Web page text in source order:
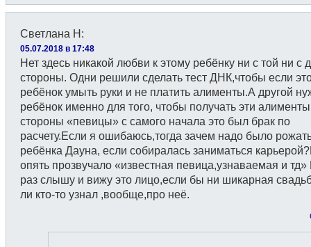
Светлана Н :
05.07.2018 в 17:48
Нет здесь никакой любви к этому ребёнку ни с той ни с
стороны. Одни решили сделать тест ДНК,чтобы если
ребёнок умыть руки и не платить алименты.А другой
ребёнок именно для того, чтобы получать эти
стороны «певицы» с самого начала это был брак по
расчету.Если я ошибаюсь,тогда зачем надо было
ребёнка Дауна, если собиралась заниматься
опять прозвучало «известная певица,узнаваемая и
раз слышу и вижу это лицо,если бы ни шикарная
ли кто-то узнал ,вообще,про неё.